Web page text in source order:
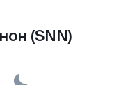
(SNN)